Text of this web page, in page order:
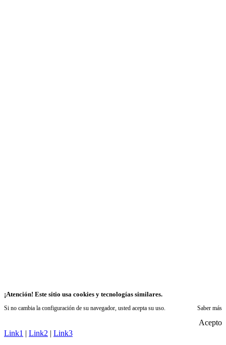
¡Atención! Este sitio usa cookies y tecnologías similares.
Si no cambia la configuración de su navegador, usted acepta su uso. Saber más
Acepto
Link1 | Link2 | Link3